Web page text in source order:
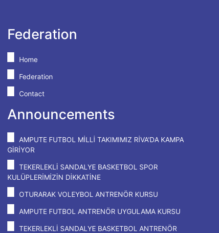
Federation
Home
Federation
Contact
Announcements
AMPUTE FUTBOL MİLLİ TAKIMIMIZ RİVA'DA KAMPA
GİRİYOR
TEKERLEKLİ SANDALYE BASKETBOL SPOR
KULÜPLERİMİZİN DİKKATİNE
OTURARAK VOLEYBOL ANTRENÖR KURSU
AMPUTE FUTBOL ANTRENÖR UYGULAMA KURSU
TEKERLEKLİ SANDALYE BASKETBOL ANTRENÖR